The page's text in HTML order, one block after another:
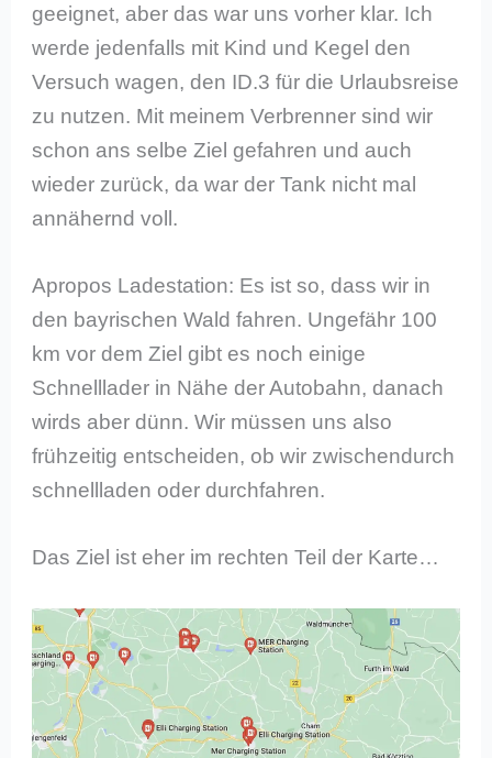
geeignet, aber das war uns vorher klar. Ich
werde jedenfalls mit Kind und Kegel den
Versuch wagen, den ID.3 für die Urlaubsreise
zu nutzen. Mit meinem Verbrenner sind wir
schon ans selbe Ziel gefahren und auch
wieder zurück, da war der Tank nicht mal
annähernd voll.
Apropos Ladestation: Es ist so, dass wir in
den bayrischen Wald fahren. Ungefähr 100
km vor dem Ziel gibt es noch einige
Schnelllader in Nähe der Autobahn, danach
wirds aber dünn. Wir müssen uns also
frühzeitig entscheiden, ob wir zwischendurch
schnellladen oder durchfahren.
Das Ziel ist eher im rechten Teil der Karte…